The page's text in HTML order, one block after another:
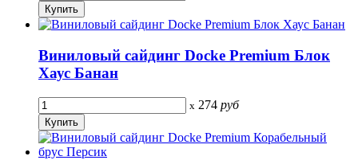
Виниловый сайдинг Docke Premium Блок
Хаус Банан
x 274 руб